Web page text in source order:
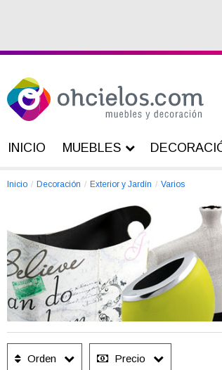
Inicio Decoración Exterior y Jardín Varios
Orden Precio
INICIO MUEBLES